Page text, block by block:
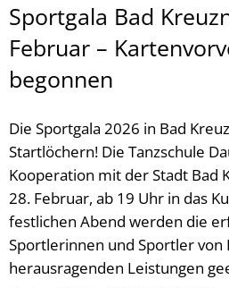
Sportgala Bad
Februar –
begonnen
Die Sportgala 2026 in Bad
Startlöchern! Die Tanzschule
Kooperation mit der Stadt Bad
28. Februar, ab 19 Uhr in das
festlichen Abend werden die
Sportlerinnen und Sportler von
herausragenden Leistungen